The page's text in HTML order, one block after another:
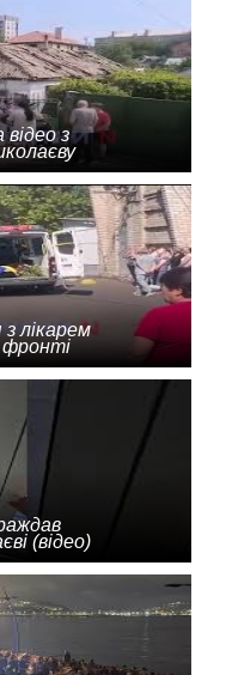
з
лікарем
(відео)